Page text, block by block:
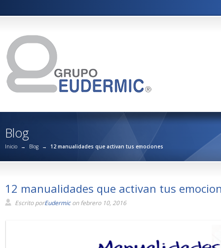
Blog
Inicio → Blog → 12 manualidades que activan tus emociones
12 manualidades que activan tus
Escrito porEudermicon febrero 10, 2016